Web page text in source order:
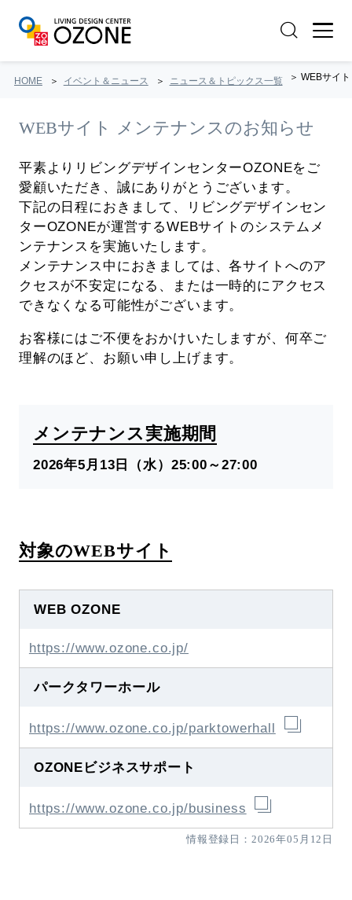
HOME イベント＆ニュース ニュース＆トピックス一覧 WEBサイ
WEBサイト メンテナンスのお知らせ
平素よりリビングデザインセンターOZONEをご
愛顧いただき、誠にありがとうございます。
下記の日程におきまして、リビングデザインセン
ターOZONEが運営するWEBサイトのシステムメ
ンテナンスを実施いたします。
メンテナンス中におきましては、各サイトへのア
クセスが不安定になる、または一時的にアクセス
できなくなる可能性がございます。
お客様にはご不便をおかけいたしますが、何卒ご
理解のほど、お願い申し上げます。
メンテナンス実施期間
2026年5月13日（水）25:00～27:00
対象のWEBサイト
WEB OZONE
https://www.ozone.co.jp/
パークタワーホール
https://www.ozone.co.jp/parktowerhall
OZONEビジネスサポート
https://www.ozone.co.jp/business
情報登録日：2026年05月12日